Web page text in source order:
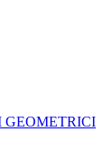
GEOMETRICI